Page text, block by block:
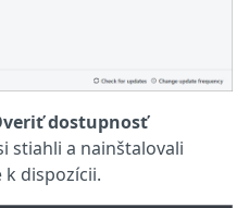
dostupnosť
stiahli a nainštalovali
k dispozícii.